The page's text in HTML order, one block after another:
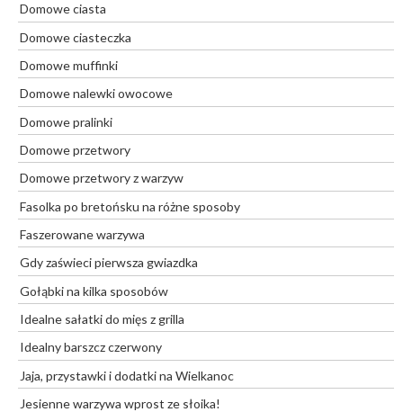
Domowe ciasta
Domowe ciasteczka
Domowe muffinki
Domowe nalewki owocowe
Domowe pralinki
Domowe przetwory
Domowe przetwory z warzyw
Fasolka po bretońsku na różne sposoby
Faszerowane warzywa
Gdy zaświeci pierwsza gwiazdka
Gołąbki na kilka sposobów
Idealne sałatki do mięs z grilla
Idealny barszcz czerwony
Jaja, przystawki i dodatki na Wielkanoc
Jesienne warzywa wprost ze słoika!